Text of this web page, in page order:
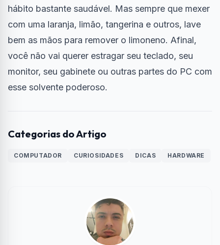
hábito bastante saudável. Mas sempre que mexer
com uma laranja, limão, tangerina e outros, lave
bem as mãos para remover o limoneno. Afinal,
você não vai querer estragar seu teclado, seu
monitor, seu gabinete ou outras partes do PC com
esse solvente poderoso.
Categorias do Artigo
COMPUTADOR CURIOSIDADES DICAS HARDWARE